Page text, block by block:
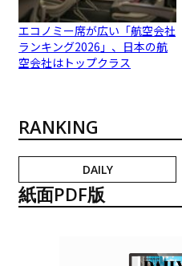
エコノミー席が広い「航空会社
ランキング2026」、日本の航
空会社はトップクラス
RANKING
DAILY
紙面PDF版